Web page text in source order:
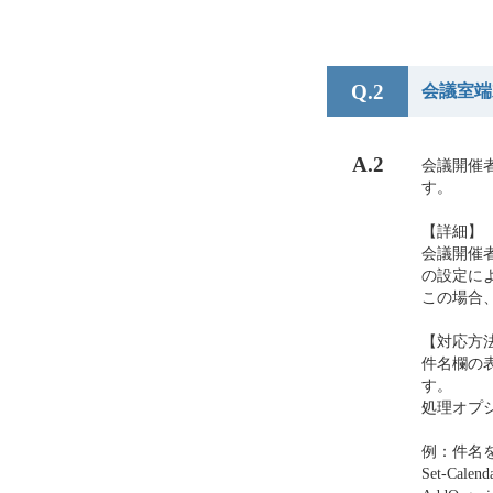
Q.2 会議室
A.2
会議開催
す。
【詳細】
会議開催
の設定に
この場合
【対応方
件名欄の
す。
処理オプ
例：件名
Set-